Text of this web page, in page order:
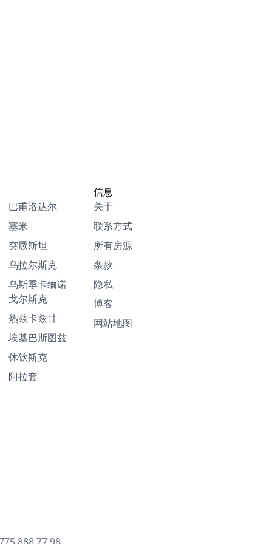
巴甫洛达尔
塞米
突厥斯坦
乌拉尔斯克
乌斯季卡缅诺
戈尔斯克
热兹卡兹甘
埃基巴斯图兹
休钦斯克
阿拉套
信息
关于
联系方式
所有房源
条款
隐私
博客
网站地图